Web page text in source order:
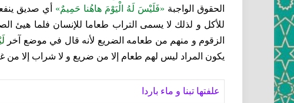
الحقوق الواجبة «فَلَيْسَ لَهُ الْيَوْمَ هاهُنا حَمِيمٌ» أي صديق
للأكل و لذلك لا يسمى التراب طعاما للإنسان فلما هيئ
الزقوم و منهم من طعامه الضريع لأنه قال في موضع آخر
يكون المراد ليس لهم طعام إلا من ضريع و لا شراب إلا من
علفتها تبنا و ماء باردا